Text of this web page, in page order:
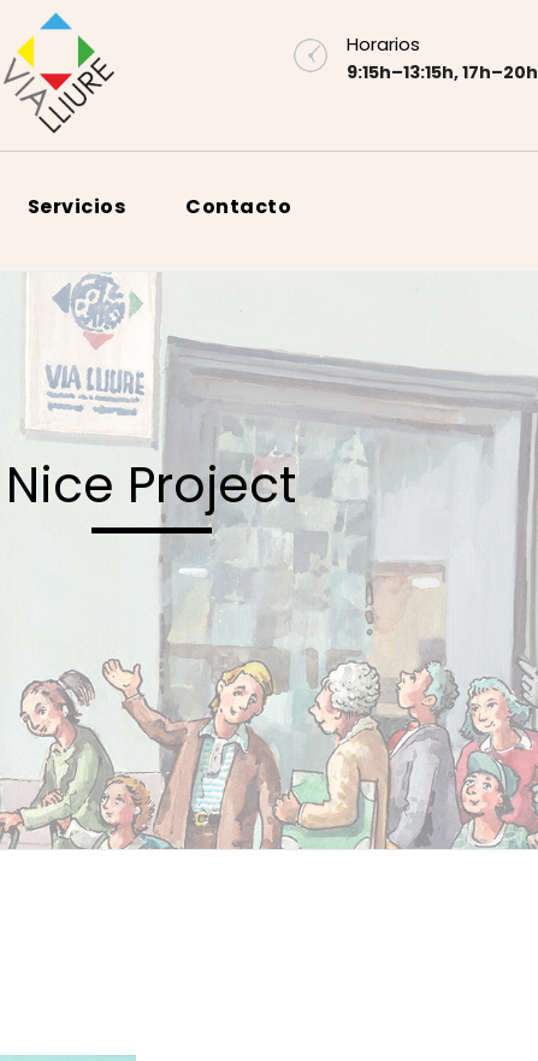
Horarios
9:15h–13:15h, 17h–20h
Servicios Contacto
Nice Project